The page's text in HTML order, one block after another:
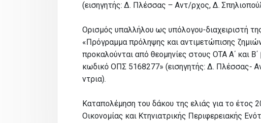
(εισηγητής: Δ. Πλέσσας – Αντ/ρχος, Δ.
Ορισμός υπαλλήλου ως υπόλογου-διαχειριστή
«Πρόγραμμα πρόληψης και αντιμετώπισης
προκαλούνται από θεομηνίες στους ΟΤΑ Α΄ και
κωδικό ΟΠΣ 5168277» (εισηγητής: Δ. Πλέσσας-
ντρια).
Καταπολέμηση του δάκου της ελιάς για το έτος
Οικονομίας και Κτηνιατρικής Περιφερειακής